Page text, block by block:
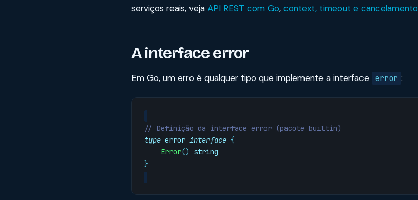
serviços reais, veja API REST com Go, context, timeout e cancelamento
A interface error
Em Go, um erro é qualquer tipo que implemente a interface error :
// Definição da interface error (pacote builtin)
type error interface {
Error()
string
}